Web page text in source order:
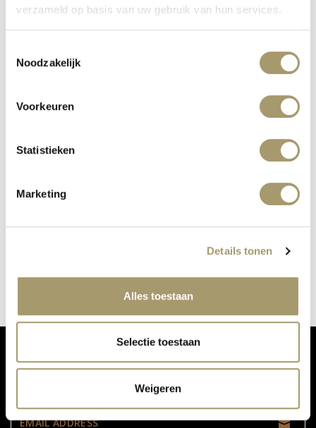
verzameld op basis van uw gebruik van hun services.
Noodzakelijk
Voorkeuren
Statistieken
Marketing
Details tonen
Alles toestaan
Selectie toestaan
Weigeren
read more
2787 ALSO AT OUR PERFUME BAR